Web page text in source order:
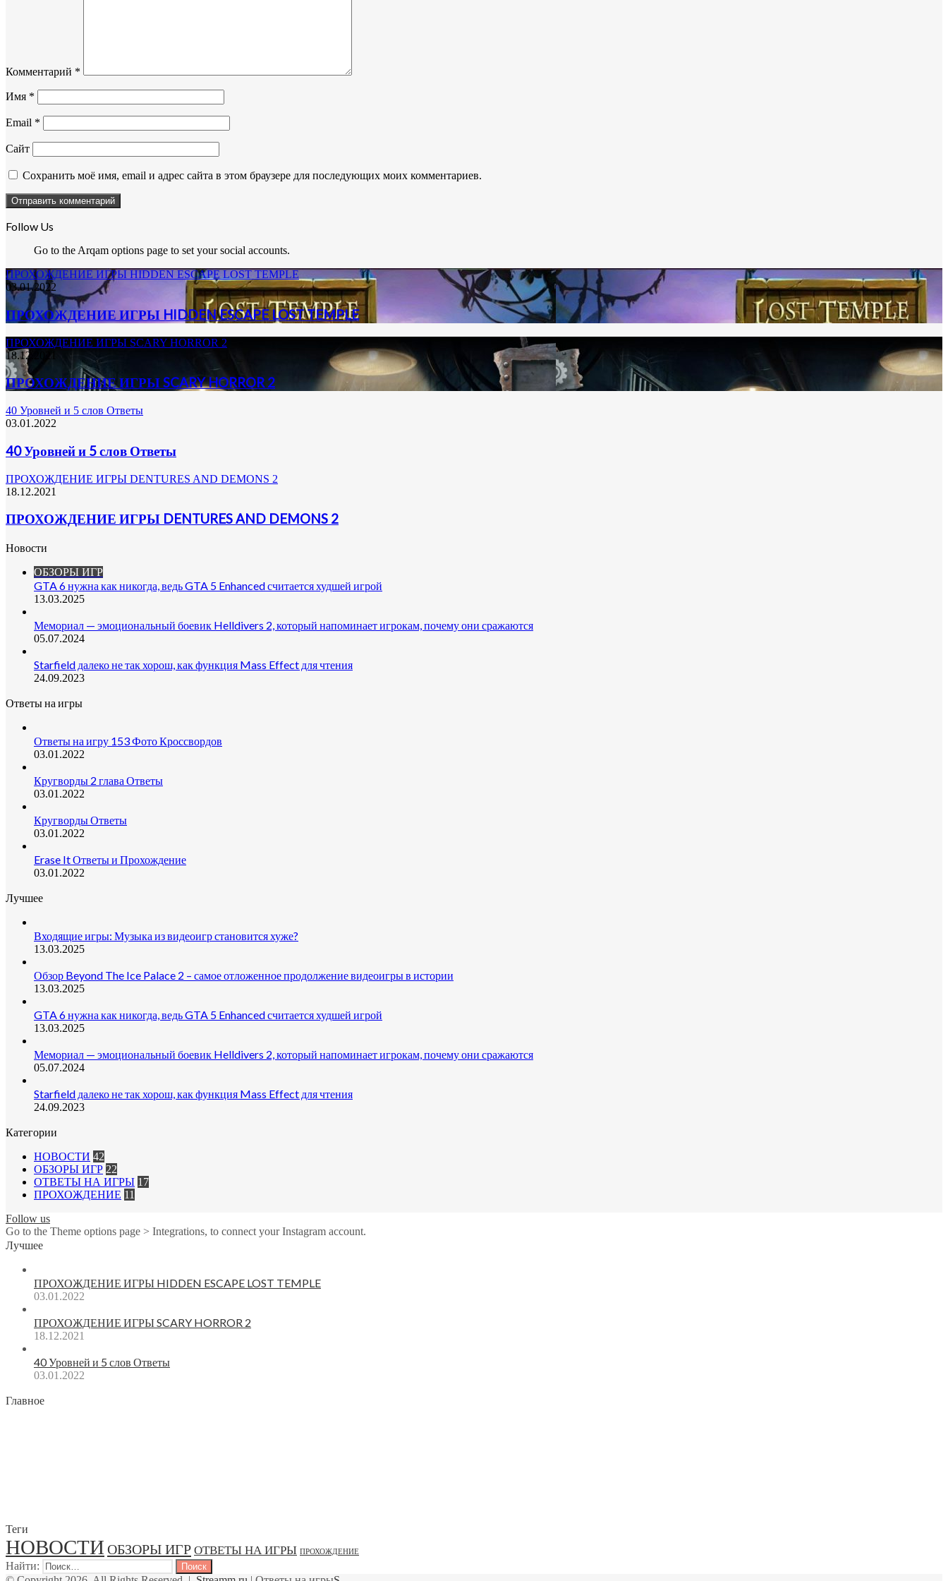
Комментарий *
Имя *
Email *
Сайт
Сохранить моё имя, email и адрес сайта в этом браузере для последующих моих комментариев.
Follow Us
Go to the Arqam options page to set your social accounts.
ПРОХОЖДЕНИЕ ИГРЫ HIDDEN ESCAPE LOST TEMPLE
03.01.2022
ПРОХОЖДЕНИЕ ИГРЫ HIDDEN ESCAPE LOST TEMPLE
ПРОХОЖДЕНИЕ ИГРЫ SCARY HORROR 2
18.12.2021
ПРОХОЖДЕНИЕ ИГРЫ SCARY HORROR 2
40 Уровней и 5 слов Ответы
03.01.2022
40 Уровней и 5 слов Ответы
ПРОХОЖДЕНИЕ ИГРЫ DENTURES AND DEMONS 2
18.12.2021
ПРОХОЖДЕНИЕ ИГРЫ DENTURES AND DEMONS 2
Новости
ОБЗОРЫ ИГР
GTA 6 нужна как никогда, ведь GTA 5 Enhanced считается худшей игрой
13.03.2025
Мемориал — эмоциональный боевик Helldivers 2, который напоминает игрокам, почему они сражаются
05.07.2024
Starfield далеко не так хорош, как функция Mass Effect для чтения
24.09.2023
Ответы на игры
Ответы на игру 153 Фото Кроссвордов
03.01.2022
Кругворды 2 глава Ответы
03.01.2022
Кругворды Ответы
03.01.2022
Erase It Ответы и Прохождение
03.01.2022
Лучшее
Входящие игры: Музыка из видеоигр становится хуже?
13.03.2025
Обзор Beyond The Ice Palace 2 – самое отложенное продолжение видеоигры в истории
13.03.2025
GTA 6 нужна как никогда, ведь GTA 5 Enhanced считается худшей игрой
13.03.2025
Мемориал — эмоциональный боевик Helldivers 2, который напоминает игрокам, почему они сражаются
05.07.2024
Starfield далеко не так хорош, как функция Mass Effect для чтения
24.09.2023
Категории
НОВОСТИ 42
ОБЗОРЫ ИГР 22
ОТВЕТЫ НА ИГРЫ 17
ПРОХОЖДЕНИЕ 11
Follow us
Go to the Theme options page > Integrations, to connect your Instagram account.
Лучшее
ПРОХОЖДЕНИЕ ИГРЫ HIDDEN ESCAPE LOST TEMPLE
03.01.2022
ПРОХОЖДЕНИЕ ИГРЫ SCARY HORROR 2
18.12.2021
40 Уровней и 5 слов Ответы
03.01.2022
Главное
Теги
НОВОСТИ ОБЗОРЫ ИГР ОТВЕТЫ НА ИГРЫ ПРОХОЖДЕНИЕ
Найти: